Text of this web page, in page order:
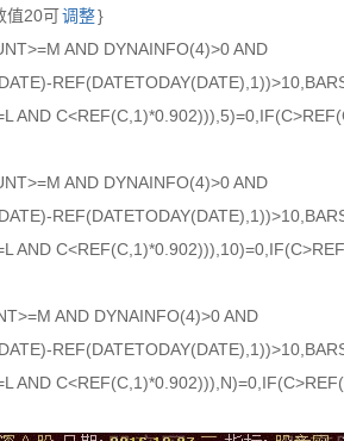
值20可调整}
AND DYNAINFO(4)>0 AND
AND
AND DYNAINFO(4)>0 AND
AND
AND DYNAINFO(4)>0 AND
AND